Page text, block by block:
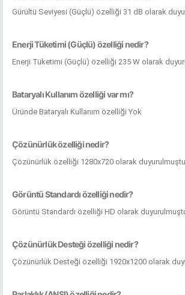
Gürültü Seviyesi (Güçlü) özelliği 31 dB olarak
Enerji Tüketimi (Güçlü) özelliği nedir?
Enerji Tüketimi (Güçlü) özelliği 235 W olarak
Bataryalı Kullanım özelliği var mı?
Üründe Bataryalı Kullanım özelliği Yok
Çözünürlük özelliği nedir?
Çözünürlük özelliği 1280x720 olarak
Görüntü Standardı özelliği nedir?
Görüntü Standardı özelliği HD olarak
Çözünürlük Desteği özelliği nedir?
Çözünürlük Desteği özelliği 1920x1200 olarak